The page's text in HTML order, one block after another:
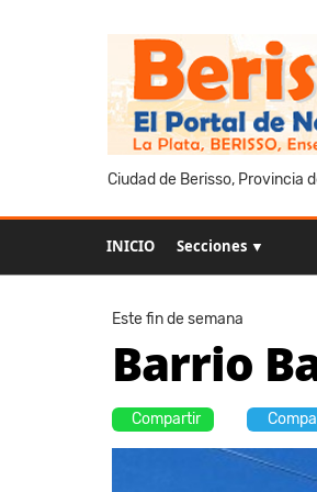
Ciudad de Berisso, Provincia
INICIO Secciones ▼
Este fin de semana
Barrio
Compartir